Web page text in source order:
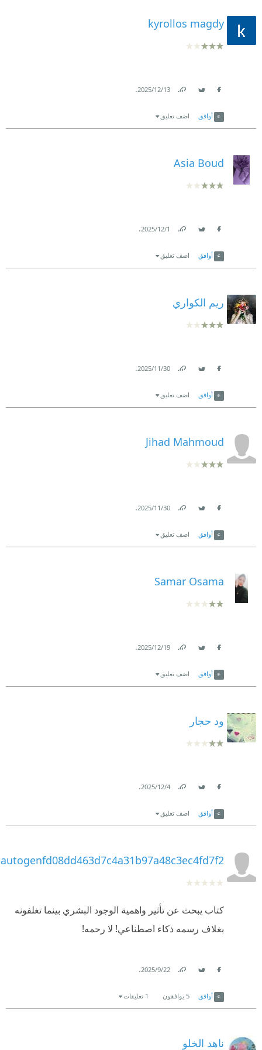
kyrollos magdy
13‏/12‏/2025
.
أوافق اضف تعليق
Asia Boud
1‏/12‏/2025
.
أوافق اضف تعليق
ريم الكواري
30‏/11‏/2025
.
أوافق اضف تعليق
Jihad Mahmoud
30‏/11‏/2025
.
أوافق اضف تعليق
Samar Osama
19‏/12‏/2025
.
أوافق اضف تعليق
ود حجار
4‏/12‏/2025
.
أوافق اضف تعليق
autogenfd08dd463d7c4a31b97a48c3ec4fd7f2
كتاب يبحث عن تأثير واهمية الوجود البشري بينما تغلفونه
بغلاف رسمه ذكاء اصطناعي! لا رحمه!
22‏/9‏/2025
.
أوافق 5 يوافقون 1 تعليقات
ناهد الخلو